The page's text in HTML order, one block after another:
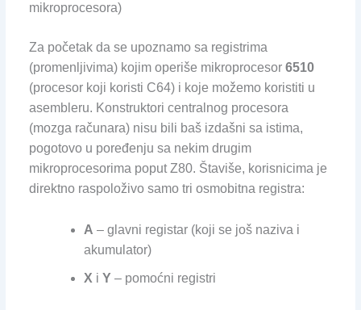
mikroprocesora)
Za početak da se upoznamo sa registrima
(promenljivima) kojim operiše mikroprocesor 6510
(procesor koji koristi C64) i koje možemo koristiti u
asembleru. Konstruktori centralnog procesora
(mozga računara) nisu bili baš izdašni sa istima,
pogotovo u poređenju sa nekim drugim
mikroprocesorima poput Z80. Štaviše, korisnicima je
direktno raspoloživo samo tri osmobitna registra:
A – glavni registar (koji se još naziva i
akumulator)
X i Y – pomoćni registri